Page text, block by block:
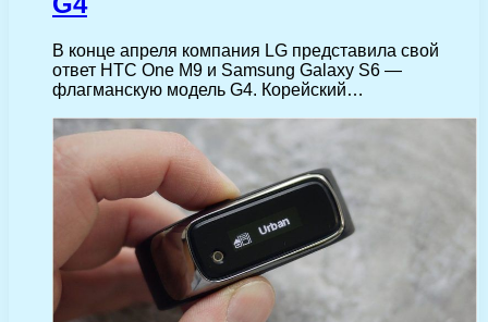
В конце апреля компания LG представила свой
ответ HTC One M9 и Samsung Galaxy S6 —
флагманскую модель G4. Корейский…